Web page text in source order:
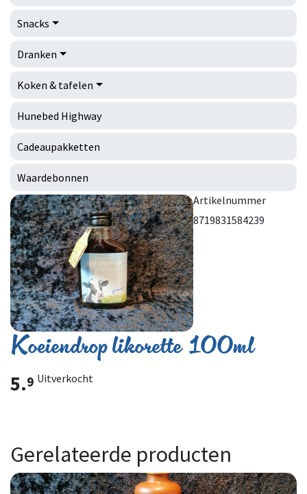
Snacks
Dranken
Koken & tafelen
Hunebed Highway
Cadeaupakketten
Waardebonnen
Artikelnummer
8719831584239
Koeiendrop likorette 100ml
5.9 Uitverkocht
Gerelateerde producten